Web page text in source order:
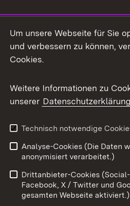
Facebook
X / Twitter
Youtube
Impressum
Barrierefreiheit
Cookies
Um unsere Webseite für Sie
und verbessern zu können,
Cookies.
Weitere Informationen zu
unserer Datenschutzerklärung
Technisch notwendige
Analyse-Cookies (Die Daten
anonymisiert verarbeitet.)
Drittanbieter-Cookies
Facebook, X / Twitter und
gesamten Webseite aktiviert.)